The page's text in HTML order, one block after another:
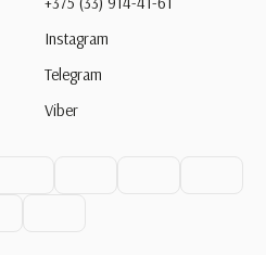
Instagram
Telegram
Viber